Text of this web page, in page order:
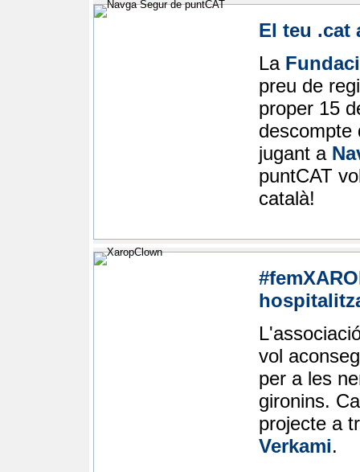
El teu .cat
La
preu de
proper 15
descompte
jugant a
puntCAT
català!
vol
per a les
gironins.
projecte a
Verkami.